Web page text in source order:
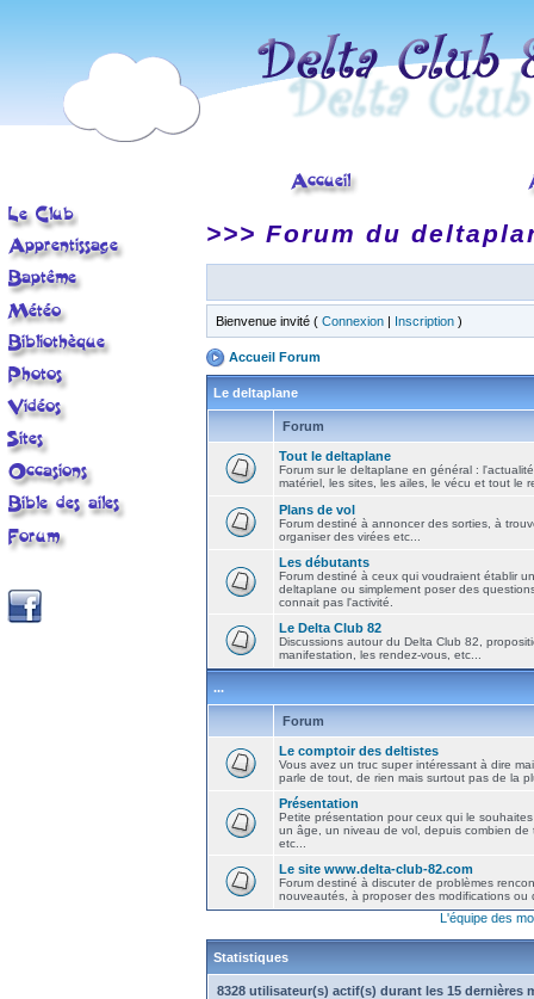
>>> Forum du
Bienvenue invité ( Connexion | Inscription )
Accueil Forum
Le deltaplane
Forum
Tout le deltaplane
Forum sur le deltaplane en général :
matériel, les sites, les ailes, le vécu et tout le
Plans de vol
Forum destiné à annoncer des sorties, à
organiser des virées etc...
Les débutants
Forum destiné à ceux qui voudraient établir
deltaplane ou simplement poser des
connait pas l'activité.
Le Delta Club 82
Discussions autour du Delta Club 82,
manifestation, les rendez-vous, etc...
...
Forum
Le comptoir des deltistes
Vous avez un truc super intéressant à dire
parle de tout, de rien mais surtout pas de la
Présentation
Petite présentation pour ceux qui le
un âge, un niveau de vol, depuis combien de
etc...
Le site www.delta-club-82.com
Forum destiné à discuter de problèmes
nouveautés, à proposer des modifications ou
L'équipe des
Statistiques
8328 utilisateur(s) actif(s) durant les 15 dernières